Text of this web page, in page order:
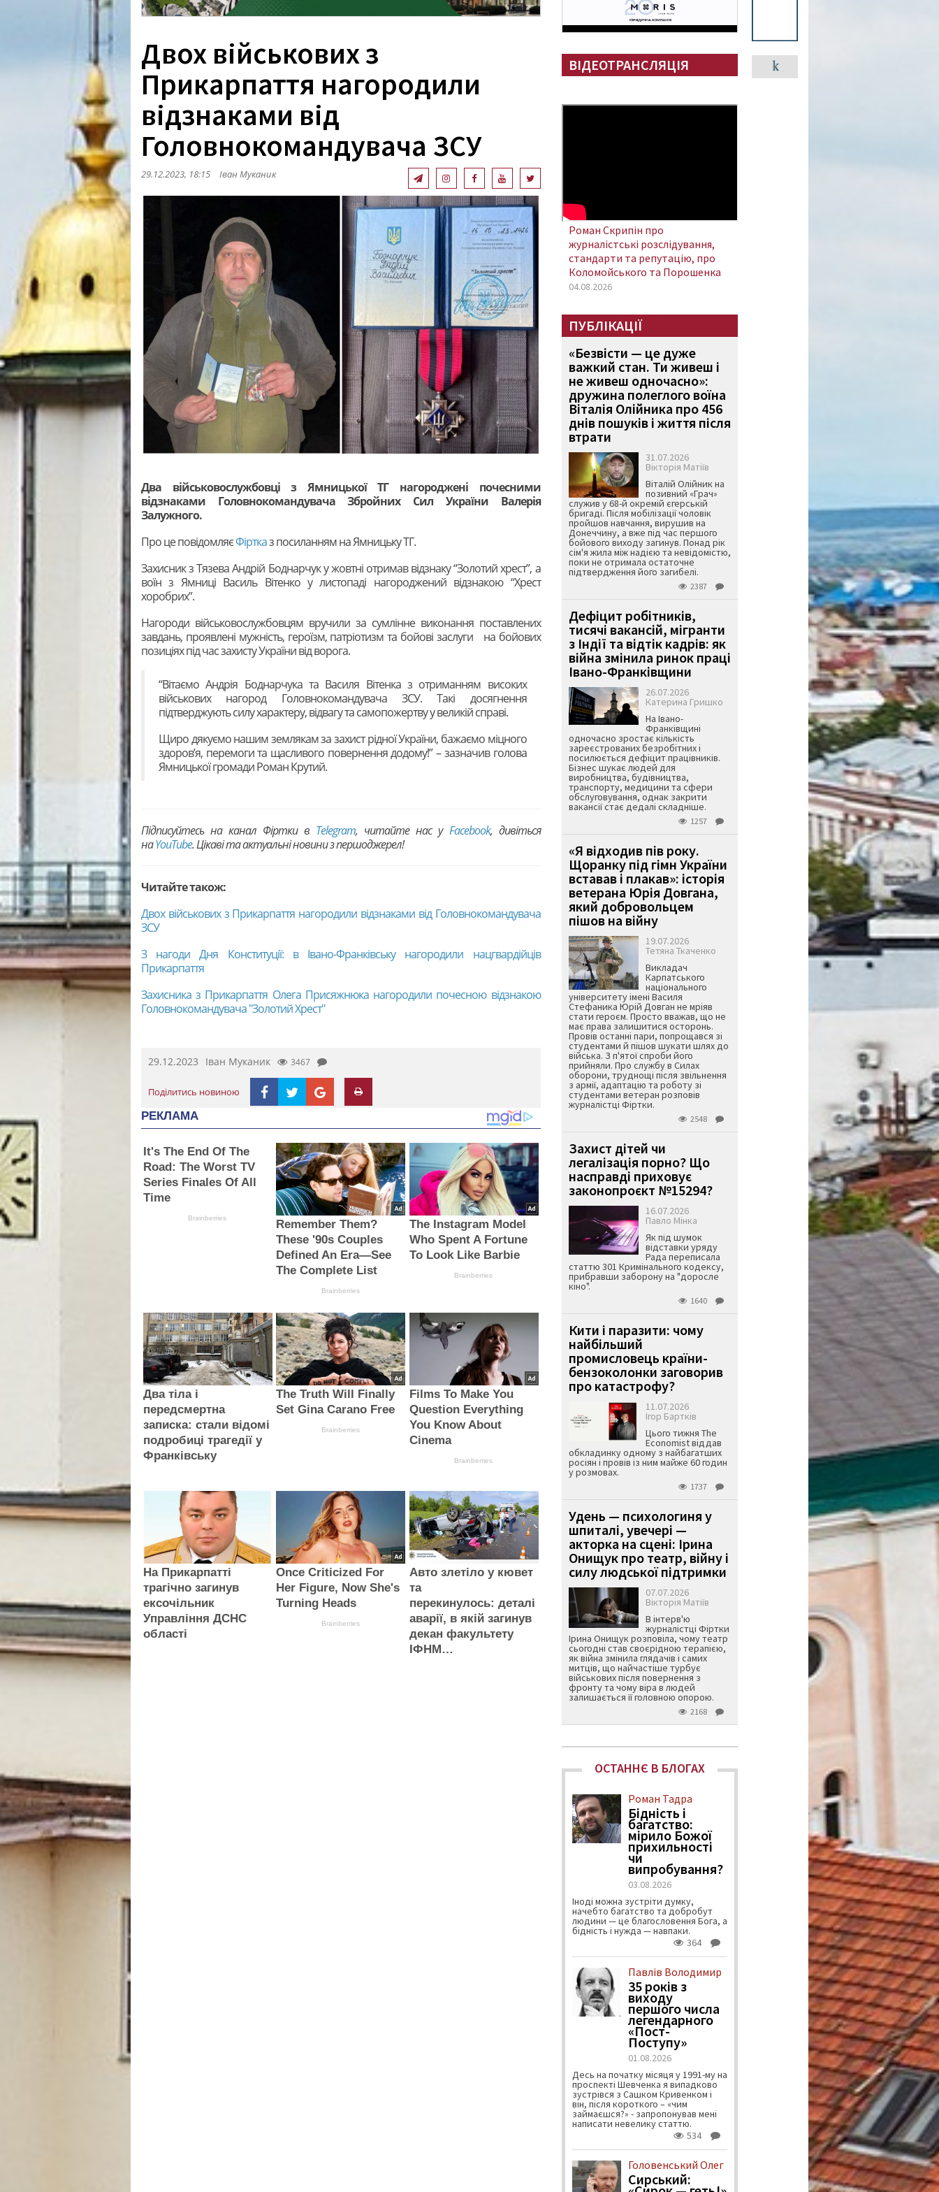
Двох військових з
Прикарпаття нагородили
відзнаками від
Головнокомандувача ЗСУ
29.12.2023, 18:15 Іван Муканик
Два військовослужбовці з Ямницької ТГ нагороджені почесними
відзнаками Головнокомандувача Збройних Сил України Валерія
Залужного.
Про це повідомляєФіртказ посиланням на Ямницьку ТГ.
Захисник з Тязева Андрій Боднарчук у жовтні отримав відзнаку “Золотий хрест”, а
воїн з Ямниці Василь Вітенко у листопаді нагороджений відзнакою “Хрест
хоробрих”.
Нагороди військовослужбовцям вручили за сумлінне виконання поставлених
завдань, проявлені мужність, героїзм, патріотизм та бойові заслуги
на бойових
позиціях під час захисту України від ворога.
“Вітаємо Андрія Боднарчука та Василя Вітенка з отриманням високих
військових нагород Головнокомандувача ЗСУ. Такі досягнення
підтверджують силу характеру, відвагу та самопожертву у великій справі.
Щиро дякуємо нашим землякам за захист рідної України, бажаємо міцного
здоров’я, перемоги та щасливого повернення додому!” – зазначив голова
Ямницької громади Роман Крутий.
Підписуйтесь на канал Фіртки в Telegram, читайте нас у Facebook, дивіться
наYouTubе. Цікаві та актуальні новини з першоджерел!
Читайте також:
Двох військових з Прикарпаття нагородили відзнаками від Головнокомандувача
ЗСУ
З нагоди Дня Конституції: в Івано-Франківську нагородили нацгвардійців
Прикарпаття
Захисника з Прикарпаття Олега Присяжнюка нагородили почесною відзнакою
Головнокомандувача "Золотий Хрест"
29.12.2023 Іван Муканик 3467
Поділитись новиною
РЕКЛАМА
It's The End Of The
Road: The Worst TV
Series Finales Of All
Time
Brainberries
Remember Them?
These '90s Couples
Defined An Era—See
The Complete List
Brainberries
The Instagram Model
Who Spent A Fortune
To Look Like Barbie
Brainberries
Два тіла і
передсмертна
записка: стали відомі
подробиці трагедії у
Франківську
The Truth Will Finally
Set Gina Carano Free
Brainberries
Films To Make You
Question Everything
You Know About
Cinema
Brainberries
На Прикарпатті
трагічно загинув
ексочільник
Управління ДСНС
області
Once Criticized For
Her Figure, Now She's
Turning Heads
Brainberries
Авто злетіло у кювет
та
перекинулось: деталі
аварії, в якій загинув
декан факультету
ІФНМ…
ВІДЕОТРАНСЛЯЦІЯ
Роман Скрипін про
журналістські розслідування,
стандарти та репутацію, про
Коломойського та Порошенка
04.08.2026
ПУБЛІКАЦІЇ
«Безвісти — це дуже
важкий стан. Ти живеш і
не живеш одночасно»:
дружина полеглого воїна
Віталія Олійника про 456
днів пошуків і життя після
втрати
31.07.2026
Вікторія Матіїв
Віталій Олійник на
позивний «Грач»
служив у 68-й окремій єгерській
бригаді. Після мобілізації чоловік
пройшов навчання, вирушив на
Донеччину, а вже під час першого
бойового виходу загинув. Понад рік
сім'я жила між надією та невідомістю,
поки не отримала остаточне
підтвердження його загибелі.
2387
Дефіцит робітників,
тисячі вакансій, мігранти
з Індії та відтік кадрів: як
війна змінила ринок праці
Івано-Франківщини
26.07.2026
Катерина Гришко
На Івано-
Франківщині
одночасно зростає кількість
зареєстрованих безробітних і
посилюється дефіцит працівників.
Бізнес шукає людей для
виробництва, будівництва,
транспорту, медицини та сфери
обслуговування, однак закрити
вакансії стає дедалі складніше.
1257
«Я відходив пів року.
Щоранку під гімн України
вставав і плакав»: історія
ветерана Юрія Довгана,
який добровольцем
пішов на війну
19.07.2026
Тетяна Ткаченко
Викладач
Карпатського
національного
університету імені Василя
Стефаника Юрій Довган не мріяв
стати героєм. Просто вважав, що не
має права залишитися осторонь.
Провів останні пари, попрощався зі
студентами й пішов шукати шлях до
війська. З п'ятої спроби його
прийняли. Про службу в Силах
оборони, труднощі після звільнення
з армії, адаптацію та роботу зі
студентами ветеран розповів
журналістці Фіртки.
2548
Захист дітей чи
легалізація порно? Що
насправді приховує
законопроєкт №15294?
16.07.2026
Павло Мінка
Як під шумок
відставки уряду
Рада переписала
статтю 301 Кримінального кодексу,
прибравши заборону на "доросле
кіно".
1640
Кити і паразити: чому
найбільший
промисловець країни-
бензоколонки заговорив
про катастрофу?
11.07.2026
Ігор Бартків
Цього тижня The
Economist віддав
обкладинку одному з найбагатших
росіян і провів із ним майже 60 годин
у розмовах.
1737
Удень — психологиня у
шпиталі, увечері —
акторка на сцені: Ірина
Онищук про театр, війну і
силу людської підтримки
07.07.2026
Вікторія Матіїв
В інтерв'ю
журналістці Фіртки
Ірина Онищук розповіла, чому театр
сьогодні став своєрідною терапією,
як війна змінила глядачів і самих
митців, що найчастіше турбує
військових після повернення з
фронту та чому віра в людей
залишається її головною опорою.
2168
ОСТАННЄ В БЛОГАХ
Роман Тадра
Бідність і
багатство:
мірило Божої
прихильності
чи
випробування?
03.08.2026
Іноді можна зустріти думку,
начебто багатство та добробут
людини — це благословення Бога, а
бідність і нужда — навпаки.
364
Павлів Володимир
35 років з
виходу
першого числа
легендарного
«Пост-
Поступу»
01.08.2026
Десь на початку місяця у 1991-му на
проспекті Шевченка я випадково
зустрівся з Сашком Кривенком і
він, після короткого – «чим
займаєшся?» - запропонував мені
написати невелику статтю.
534
Головенський Олег
Сирський: